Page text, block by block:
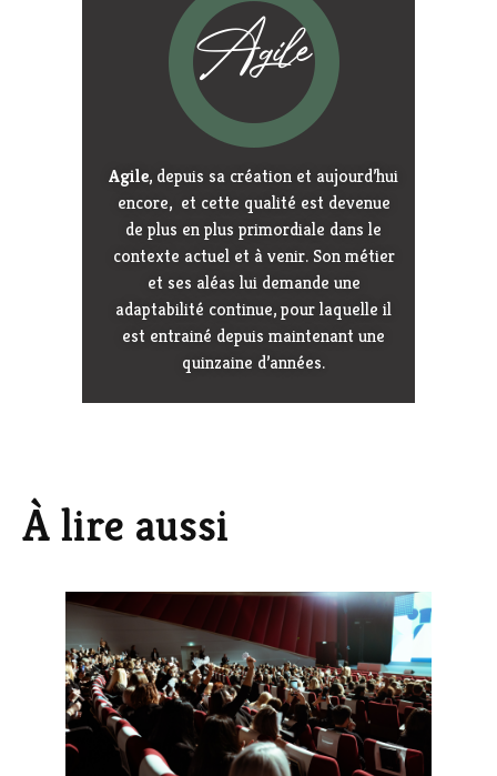
Agile
Agile, depuis sa création et aujourd’hui
encore, et cette qualité est devenue
de plus en plus primordiale dans le
contexte actuel et à venir. Son métier
et ses aléas lui demande une
adaptabilité continue, pour laquelle il
est entrainé depuis maintenant une
quinzaine d’années.
À lire aussi